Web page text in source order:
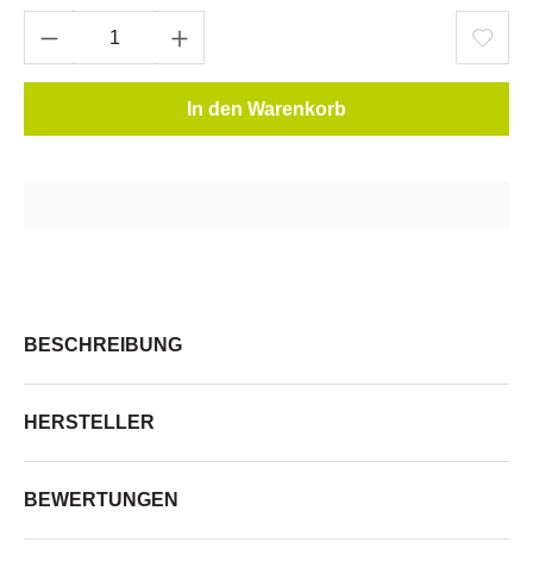
In den Warenkorb
BESCHREIBUNG
HERSTELLER
BEWERTUNGEN